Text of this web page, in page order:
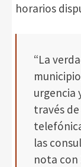
horarios
“La
urgencia
través
las
nota